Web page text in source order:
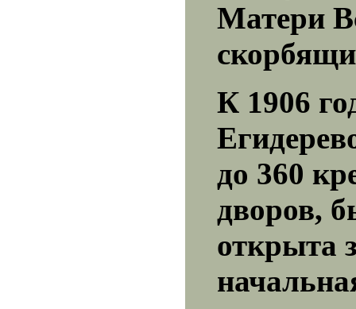
Матери
К 1906
до 360
дворов,
открыта